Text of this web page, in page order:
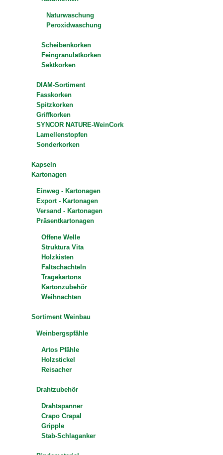
Naturwaschung
Peroxidwaschung
Scheibenkorken
Feingranulatkorken
Sektkorken
DIAM-Sortiment
Fasskorken
Spitzkorken
Griffkorken
SYNCOR NATURE-WeinCork
Lamellenstopfen
Sonderkorken
Kapseln
Kartonagen
Einweg - Kartonagen
Export - Kartonagen
Versand - Kartonagen
Präsentkartonagen
Offene Welle
Struktura Vita
Holzkisten
Faltschachteln
Tragekartons
Kartonzubehör
Weihnachten
Sortiment Weinbau
Weinbergspfähle
Artos Pfähle
Holzstickel
Reisacher
Drahtzubehör
Drahtspanner
Crapo Crapal
Gripple
Stab-Schlaganker